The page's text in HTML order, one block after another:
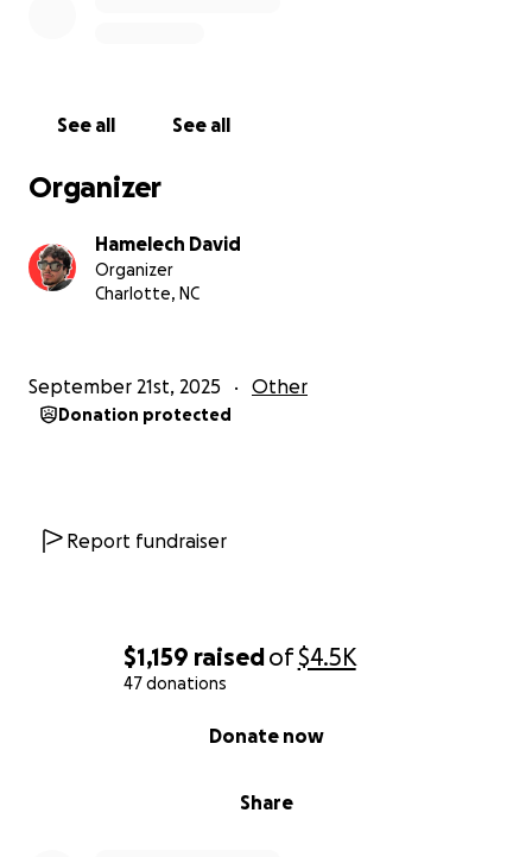
$1,159 raisedof$4.5K
47 donations
Share
Donate now
See all See all
Organizer
Hamelech David
Organizer
Charlotte, NC
September 21st, 2025 Other
Donation protected
Report fundraiser